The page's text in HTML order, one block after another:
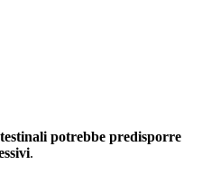
potrebbe predisporre
.